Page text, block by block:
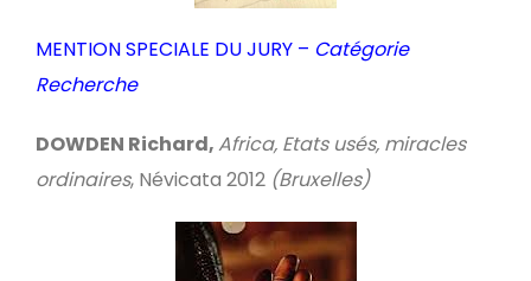
MENTION SPECIALE DU JURY – Catégorie
Recherche
DOWDEN Richard,Africa, Etats usés, miracles
ordinaires, Névicata 2012 (Bruxelles)